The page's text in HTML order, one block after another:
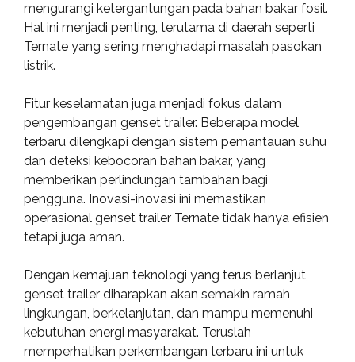
mengurangi ketergantungan pada bahan bakar fosil.
Hal ini menjadi penting, terutama di daerah seperti
Ternate yang sering menghadapi masalah pasokan
listrik.
Fitur keselamatan juga menjadi fokus dalam
pengembangan genset trailer. Beberapa model
terbaru dilengkapi dengan sistem pemantauan suhu
dan deteksi kebocoran bahan bakar, yang
memberikan perlindungan tambahan bagi
pengguna. Inovasi-inovasi ini memastikan
operasional genset trailer Ternate tidak hanya efisien
tetapi juga aman.
Dengan kemajuan teknologi yang terus berlanjut,
genset trailer diharapkan akan semakin ramah
lingkungan, berkelanjutan, dan mampu memenuhi
kebutuhan energi masyarakat. Teruslah
memperhatikan perkembangan terbaru ini untuk